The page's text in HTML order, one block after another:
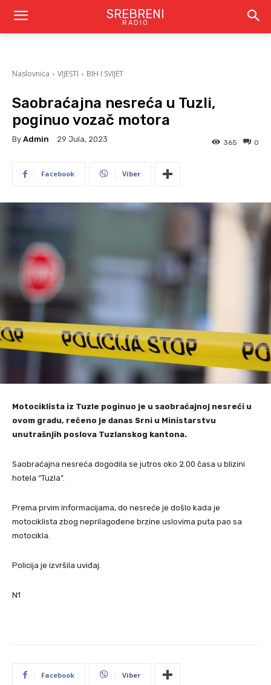
SREBRENI
RADIO
Naslovnica VIJESTI BIH I SVIJET
Saobraćajna nesreća u Tuzli,
poginuo vozač motora
By Admin 29 Jula, 2023 0
365
Facebook Viber
Motociklista iz Tuzle poginuo je u saobraćajnoj nesreći u
ovom gradu, rečeno je danas Srni u Ministarstvu
unutrašnjih poslova Tuzlanskog kantona.
Saobraćajna nesreća dogodila se jutros oko 2.00 časa u blizini
hotela “Tuzla”.
Prema prvim informacijama, do nesreće je došlo kada je
motociklista zbog neprilagođene brzine uslovima puta pao sa
motocikla.
Policija je izvršila uviđaj.
N1
Facebook Viber